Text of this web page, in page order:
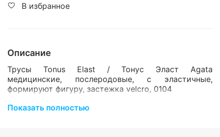
В избранное
Описание
Трусы Tonus Еlast / Тонус Эласт Agata
медицинские, послеродовые, с эластичные,
формируют фигуру, застежка velcro, 0104
Предназначены после родов, а также в
Показать полностью